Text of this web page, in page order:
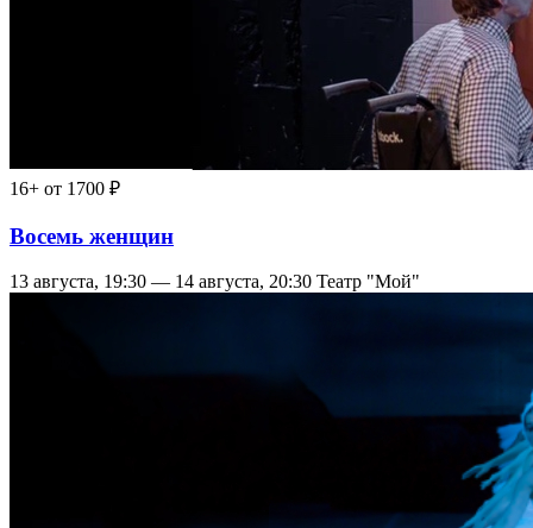
16+ от 1700 ₽
Восемь женщин
13 августа, 19:30 — 14 августа, 20:30 Театр "Мой"